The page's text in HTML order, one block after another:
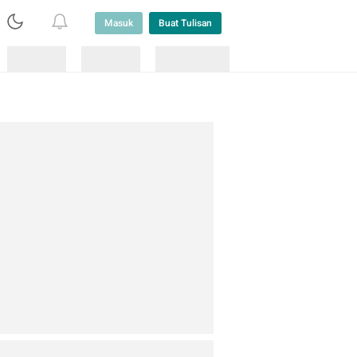
Masuk Buat Tulisan